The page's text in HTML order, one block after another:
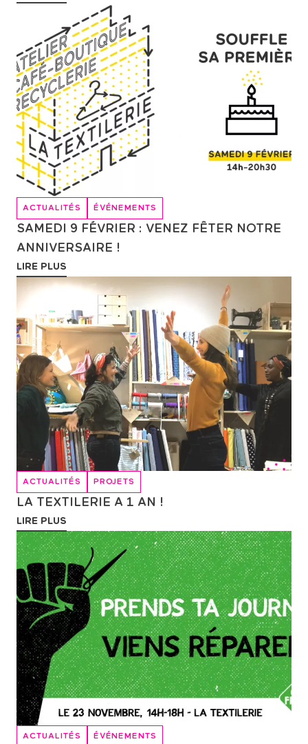
ACTUALITÉS ÉVÉNEMENTS
SAMEDI 9 FÉVRIER : VENEZ FÊTER NOTRE
ANNIVERSAIRE !
LIRE PLUS
ACTUALITÉS PROJETS
LA TEXTILERIE A 1 AN !
LIRE PLUS
ACTUALITÉS ÉVÉNEMENTS